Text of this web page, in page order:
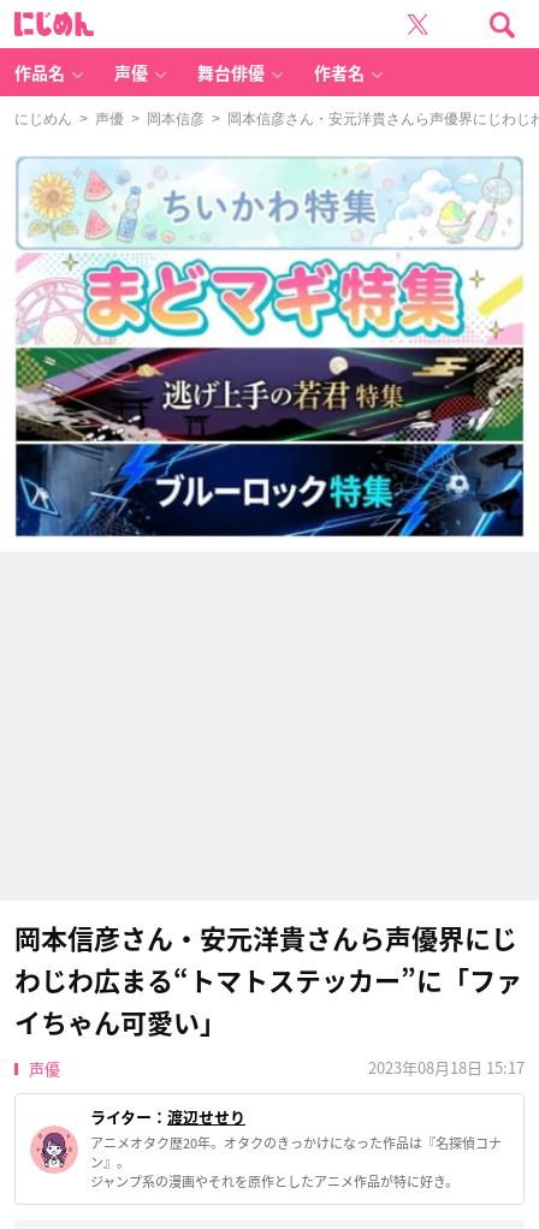
作品名 声優 舞台俳優 作者名
にじめん > 声優 > 岡本信彦 > 岡本信彦さん・安元洋貴さんら声優界にじわじ
岡本信彦さん・安元洋貴さんら声優界にじ
わじわ広まる“トマトステッカー”に「ファ
イちゃん可愛い」
声優 2023年08月18日 15:17
ライター： 渡辺せせり
アニメオタク歴20年。オタクのきっかけになった作品は『名探偵コナ
ン』。
ジャンプ系の漫画やそれを原作としたアニメ作品が特に好き。